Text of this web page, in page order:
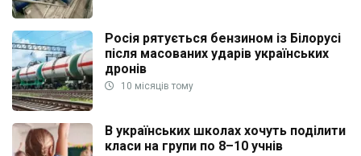
Росія рятується бензином із Білорусі
після масованих ударів українських
дронів
10 місяців тому
В українських школах хочуть поділити
класи на групи по 8–10 учнів